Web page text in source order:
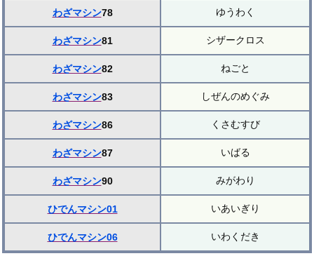
わざマシン78 ゆうわく
わざマシン81 シザークロス
わざマシン82 ねごと
わざマシン83 しぜんのめぐみ
わざマシン86 くさむすび
わざマシン87 いばる
わざマシン90 みがわり
ひでんマシン01 いあいぎり
ひでんマシン06 いわくだき